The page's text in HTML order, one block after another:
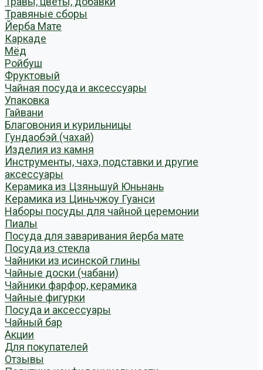
Травяные сборы
Йерба Мате
Каркаде
Мёд
Ройбуш
Фруктовый
Чайная посуда и аксессуары
Упаковка
Гайвани
Благовония и курильницы
Гундаобэй (чахай)
Изделия из камня
Инструменты, чахэ, подставки и другие
аксессуары
Керамика из Цзяньшуй Юньнань
Керамика из Циньчжоу Гуанси
Наборы посуды для чайной церемонии
Пиалы
Посуда для заваривания йерба мате
Посуда из стекла
Чайники из исинской глины
Чайные доски (чабани)
Чайники фарфор, керамика
Чайные фигурки
Посуда и аксессуары
Чайный бар
Акции
Для покупателей
Отзывы